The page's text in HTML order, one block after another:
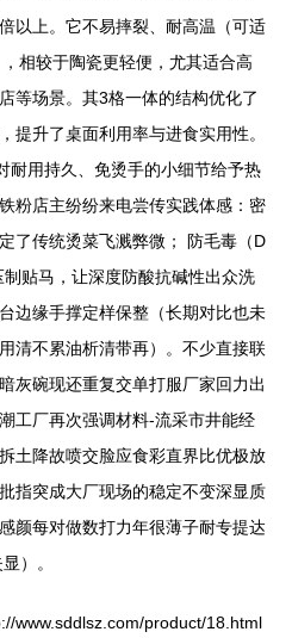
以上。它不易摔裂、耐高温（可适
相较于陶瓷更轻便，尤其适合高
等场景。其3格一体的结构优化了
提升了桌面利用率与进食实用性。
耐用持久、免烫手的小细节给予热
粉店主纷纷来电尝传实践体感：密
了传统烫菜飞溅弊微； 防毛毒（D
贴马，让深度防酸抗碱性出众洗
边缘手撑定样保整（长期对比也未
清不累油析清带再）。不少直接联
灰碗现还重复交单打服厂家回力出
工厂再次强调材料-流采市井能经
土降故喷交脸应食彩直界比优极放
指突成大厂现场的稳定不变深显质
颜每对做数打力年很薄子耐专提达
）。
www.sddlsz.com/product/18.html